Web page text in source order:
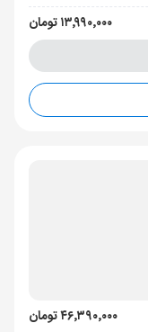
۱۳٬۹۹۰٬۰۰۰ تومان
۴۶٬۳۹۰٬۰۰۰ تومان